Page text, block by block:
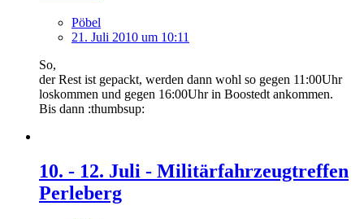
Pöbel
21. Juli 2010 um 10:11
So,
der Rest ist gepackt, werden dann wohl so gegen 11:00Uhr
loskommen und gegen 16:00Uhr in Boostedt ankommen.
Bis dann :thumbsup:
10. - 12. Juli - Militärfahrzeugtreffen
Perleberg